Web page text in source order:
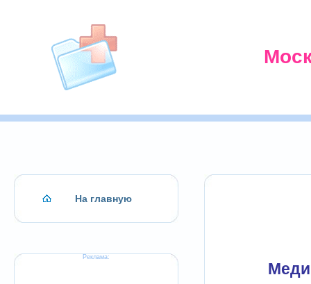
На главную
Реклама: